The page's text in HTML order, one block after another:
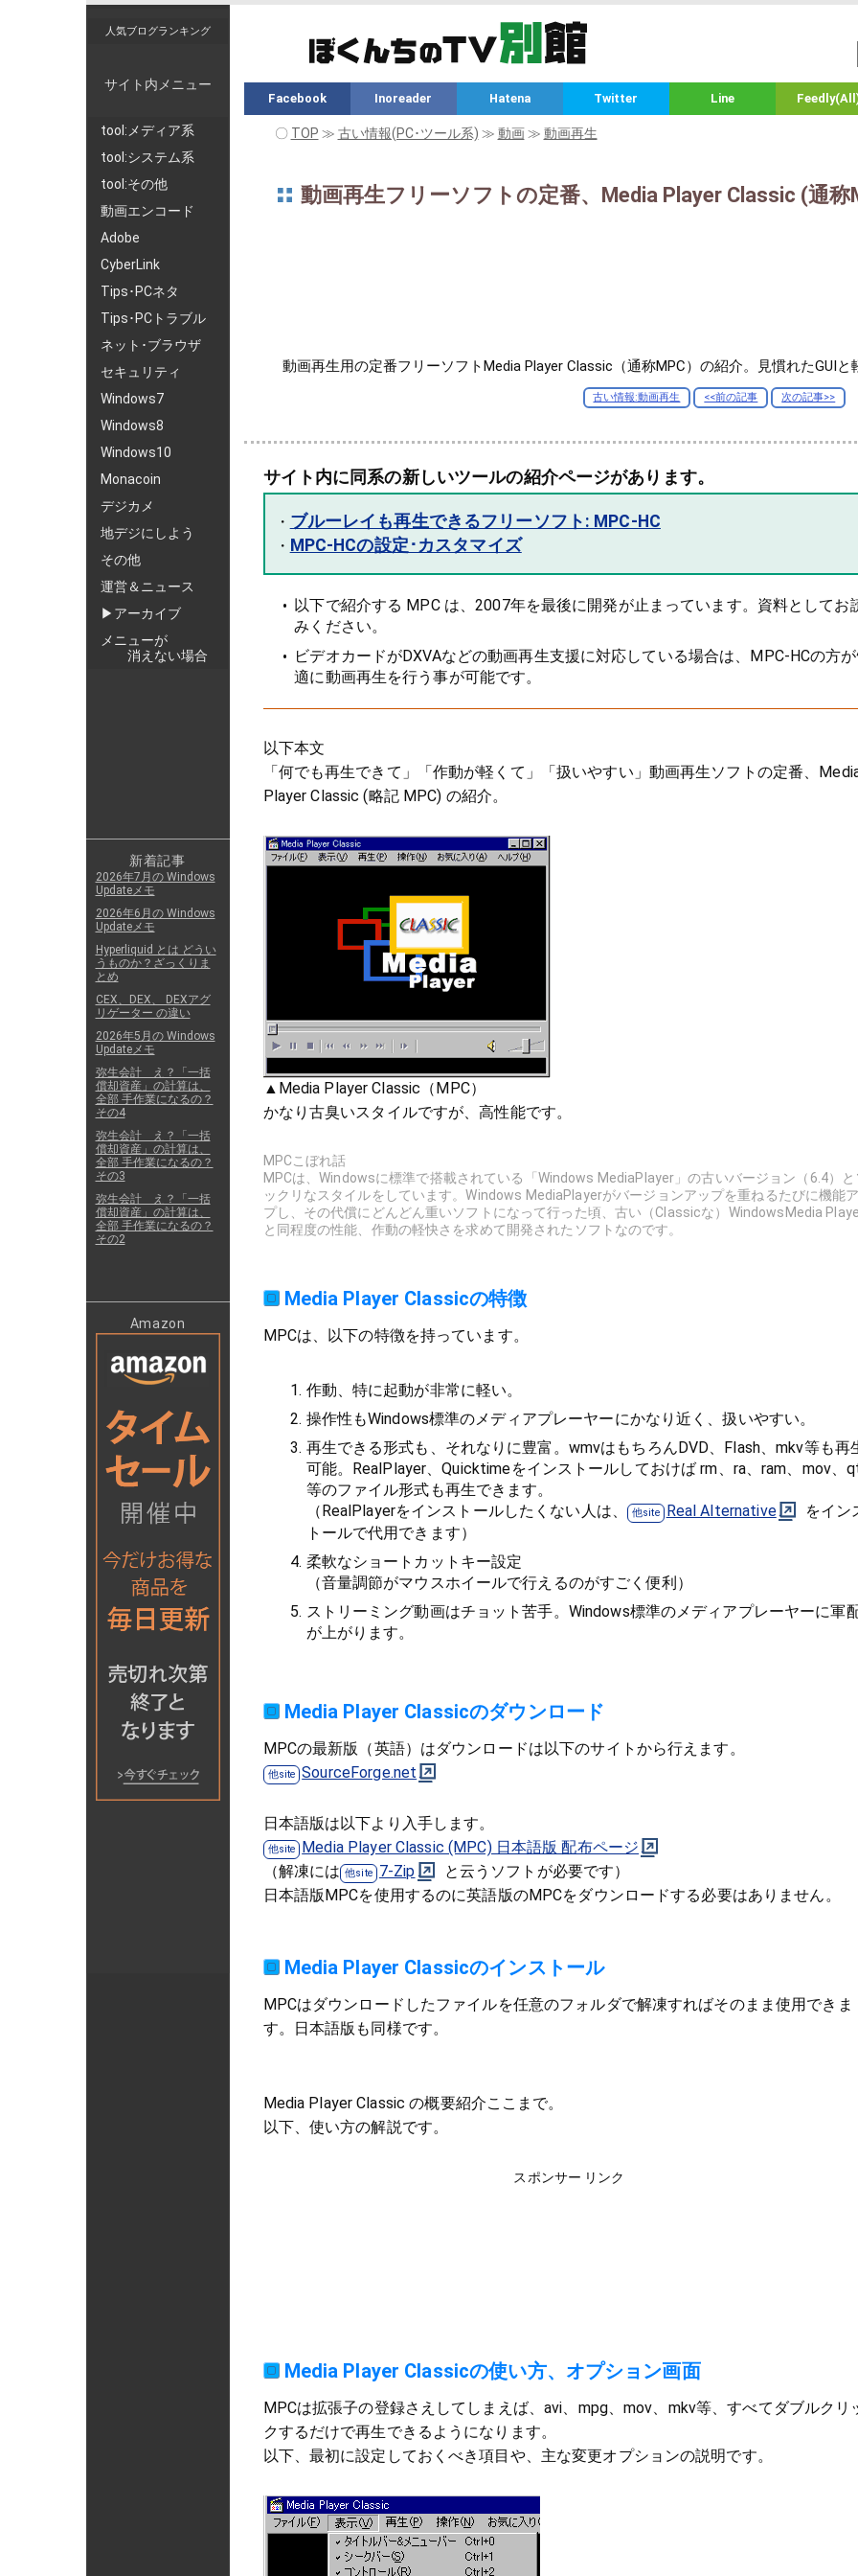
人気ブログランキング
サイト内メニュー
tool:メディア系
tool:システム系
tool:その他
動画エンコード
Adobe
CyberLink
Tips･PCネタ
Tips･PCトラブル
ネット･ブラウザ
セキュリティ
Windows7
Windows8
Windows10
Monacoin
デジカメ
地デジにしよう
その他
運営＆ニュース
▶アーカイブ
メニューが
消えない場合
Facebook Inoreader Hatena Twitter Line
〇 TOP ≫ 古い情報(PC･ツール系) ≫ 動画≫ 動画再生
動画再生フリーソフトの定番、Media Player Classic (通称
動画再生用の定番フリーソフトMedia Player Classic（通称MPC）の紹介。見慣れたGUIと
古い情報:動画再生 <<前の記事 次の記事>>
サイト内に同系の新しいツールの紹介ページがあります。
・ ブルーレイも再生できるフリーソフト: MPC-HC
・ MPC-HCの設定･カスタマイズ
以下で紹介する MPC は、2007年を最後に開発が止まっています。資料としてお
みください。
ビデオカードがDXVAなどの動画再生支援に対応している場合は、MPC-HCの方
適に動画再生を行う事が可能です。
以下本文
「何でも再生できて」「作動が軽くて」「扱いやすい」動画再生ソフトの定番、
Player Classic (略記 MPC) の紹介。
▲Media Player Classic（MPC）
かなり古臭いスタイルですが、高性能です。
MPCこぼれ話
MPCは、Windowsに標準で搭載されている「Windows MediaPlayer」の古いバージョン（6.4）と
ックリなスタイルをしています。Windows MediaPlayerがバージョンアップを重ねるたびに機能
プし、その代償にどんどん重いソフトになって行った頃、古い（Classicな）WindowsMedia
と同程度の性能、作動の軽快さを求めて開発されたソフトなのです。
Media Player Classicの特徴
MPCは、以下の特徴を持っています。
作動、特に起動が非常に軽い。
操作性もWindows標準のメディアプレーヤーにかなり近く、扱いやすい。
再生できる形式も、それなりに豊富。wmvはもちろんDVD、Flash、mkv等も再
可能。RealPlayer、Quicktimeをインストールしておけば rm、ra、ram、mov、
等のファイル形式も再生できます。
（RealPlayerをインストールしたくない人は、
Real Alternative
をイン
トールで代用できます）
柔軟なショートカットキー設定
（音量調節がマウスホイールで行えるのがすごく便利）
ストリーミング動画はチョット苦手。Windows標準のメディアプレーヤーに軍
が上がります。
Media Player Classicのダウンロード
MPCの最新版（英語）はダウンロードは以下のサイトから行えます。
SourceForge.net
日本語版は以下より入手します。
Media Player Classic (MPC) 日本語版 配布ページ
（解凍には
7-Zip
と云うソフトが必要です）
日本語版MPCを使用するのに英語版のMPCをダウンロードする必要はありません。
Media Player Classicのインストール
MPCはダウンロードしたファイルを任意のフォルダで解凍すればそのまま使用できま
す。日本語版も同様です。
Media Player Classic の概要紹介ここまで。
以下、使い方の解説です。
スポンサー リンク
Media Player Classicの使い方、オプション画面
MPCは拡張子の登録さえしてしまえば、avi、mpg、mov、mkv等、すべてダブルクリ
クするだけで再生できるようになります。
以下、最初に設定しておくべき項目や、主な変更オプションの説明です。
新着記事
2026年7月の Windows
Updateメモ
2026年6月の Windows
Updateメモ
Hyperliquid とは どうい
うものか？ざっくりま
とめ
CEX、DEX、 DEXアグ
リゲーター の違い
2026年5月の Windows
Updateメモ
弥生会計 え？「一括
償却資産」の計算は、
全部 手作業になるの？
その4
弥生会計 え？「一括
償却資産」の計算は、
全部 手作業になるの？
その3
弥生会計 え？「一括
償却資産」の計算は、
全部 手作業になるの？
その2
Amazon